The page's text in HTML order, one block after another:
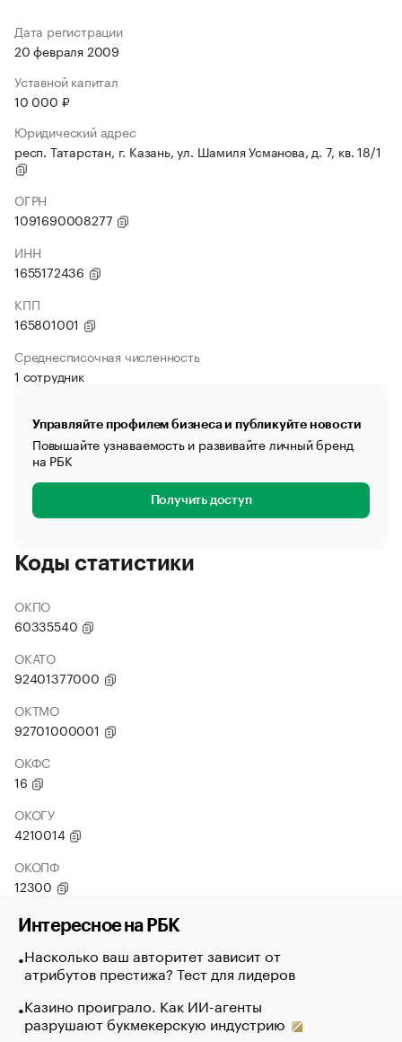
Дата регистрации
20 февраля 2009
Уставной капитал
10 000 ₽
Юридический адрес
респ. Татарстан, г. Казань, ул. Шамиля Усманова, д. 7, кв. 18/1
ОГРН
1091690008277
ИНН
1655172436
КПП
165801001
Среднесписочная численность
1 сотрудник
Управляйте профилем бизнеса и публикуйте новости
Повышайте узнаваемость и развивайте личный бренд
на РБК
Получить доступ
Коды статистики
ОКПО
60335540
ОКАТО
92401377000
ОКТМО
92701000001
ОКФС
16
ОКОГУ
4210014
ОКОПФ
12300
Интересное на РБК
Насколько ваш авторитет зависит от
атрибутов престижа? Тест для лидеров
Казино проиграло. Как ИИ-агенты
разрушают букмекерскую индустрию